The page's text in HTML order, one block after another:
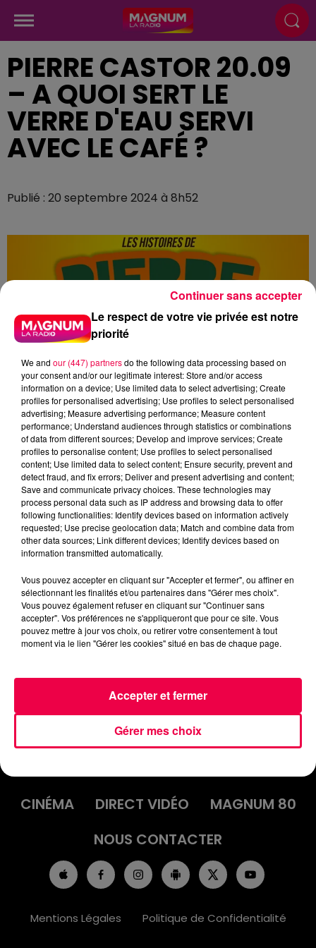
PIERRE CASTOR 20.09
– A QUOI SERT LE
VERRE D'EAU SERVI
AVEC LE CAFÉ ?
Publié : 20 septembre 2024 à 8h52
podcasts/2024/09/PIERRE-CASTOR-20.09-–-A-
QUOI-SERT-LE-VERRE-DEAU-SERVI-AVEC-LE-
CAFE.mp3
INFOS
EMISSIONS
CINÉMA
DIRECT VIDÉO
MAGNUM 80
NOUS CONTACTER
Mentions Légales Politique de Confidentialité
Le respect de votre vie privée est notre
priorité
We and our (447) partnersdo the following data processing based on
your consent and/or our legitimate interest: Store and/or access
information on a device; Use limited data to select advertising; Create
profiles for personalised advertising; Use profiles to select personalised
advertising; Measure advertising performance; Measure content
performance; Understand audiences through statistics or combinations
of data from different sources; Develop and improve services; Create
profiles to personalise content; Use profiles to select personalised
content; Use limited data to select content; Ensure security, prevent and
detect fraud, and fix errors; Deliver and present advertising and content;
Save and communicate privacy choices. These technologies may
process personal data such as IP address and browsing data to offer
following functionalities: Identify devices based on information actively
requested; Use precise geolocation data; Match and combine data from
other data sources; Link different devices; Identify devices based on
information transmitted automatically.
Vous pouvez accepter en cliquant sur "Accepter et fermer", ou affiner en
sélectionnant les finalités et/ou partenaires dans "Gérer mes choix".
Vous pouvez également refuser en cliquant sur "Continuer sans
accepter". Vos préférences ne s'appliqueront que pour ce site. Vous
pouvez mettre à jour vos choix, ou retirer votre consentement à tout
moment via le lien "Gérer les cookies" situé en bas de chaque page.
Gérer mes choix
Accepter et fermer
Continuer sans accepter